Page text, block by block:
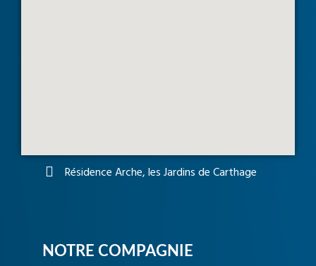
Résidence Arche, les Jardins de Carthage
NOTRE COMPAGNIE